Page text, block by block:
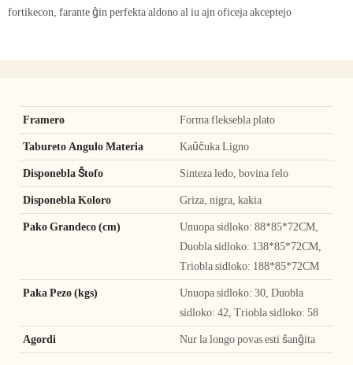
fortikecon, farante ĝin perfekta aldono al iu ajn oficeja akceptejo
Framero Forma fleksebla plato
Tabureto Angulo Materia Kaŭĉuka Ligno
Disponebla Ŝtofo Sinteza ledo, bovina felo
Disponebla Koloro Griza, nigra, kakia
Pako Grandeco (cm)
Unuopa sidloko: 88*85*72CM,
Duobla sidloko: 138*85*72CM,
Triobla sidloko: 188*85*72CM
Paka Pezo (kgs)
Unuopa sidloko: 30, Duobla
sidloko: 42, Triobla sidloko: 58
Agordi Nur la longo povas esti ŝanĝita